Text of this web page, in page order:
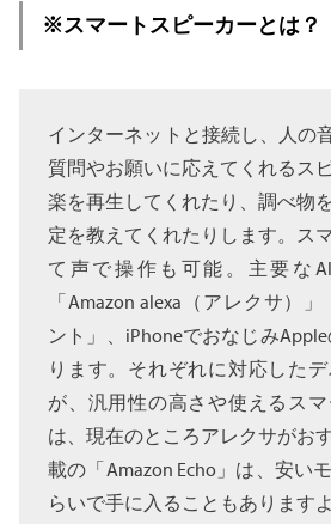
※スマートスピーカーとは？
インターネットと接続し、人の
質問やお願いに応えてくれるス
楽を再生してくれたり、調べ物
定を教えてくれたりします。ス
て声で操作も可能。主要な
「Amazon alexa（アレクサ）
ント」、iPhoneでおなじみ
ります。それぞれに対応した
が、汎用性の高さや使えるス
は、現在のところアレクサがお
載の「Amazon Echo」は、安い
らいで手に入ることもありますよ